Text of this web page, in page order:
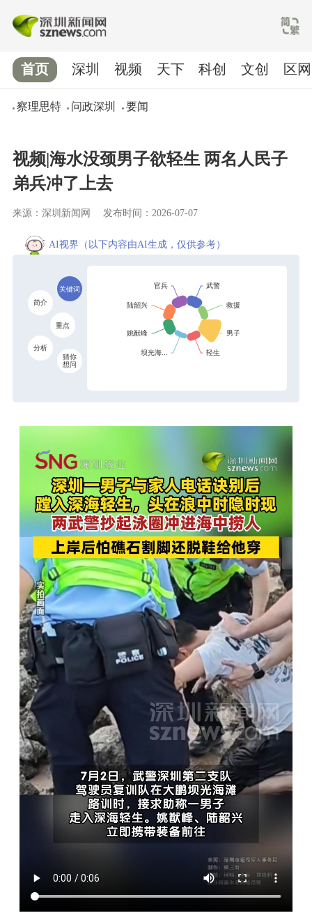
首页
察理思特 问政深圳 要闻
深圳 视频 天下 科创 文创 区网
视频|海水没颈男子欲轻生 两名人民子
弟兵冲了上去
来源：深圳新闻网 发布时间：2026-07-07
AI视界 （以下内容由AI生成，仅供参考）
关键词
简介
重点
分析
猜你
想问